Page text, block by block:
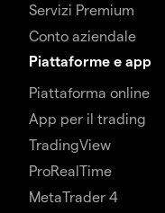
Servizi Premium
Conto aziendale
Piattaforme e app
Piattaforma online
App per il trading
TradingView
ProRealTime
MetaTrader 4